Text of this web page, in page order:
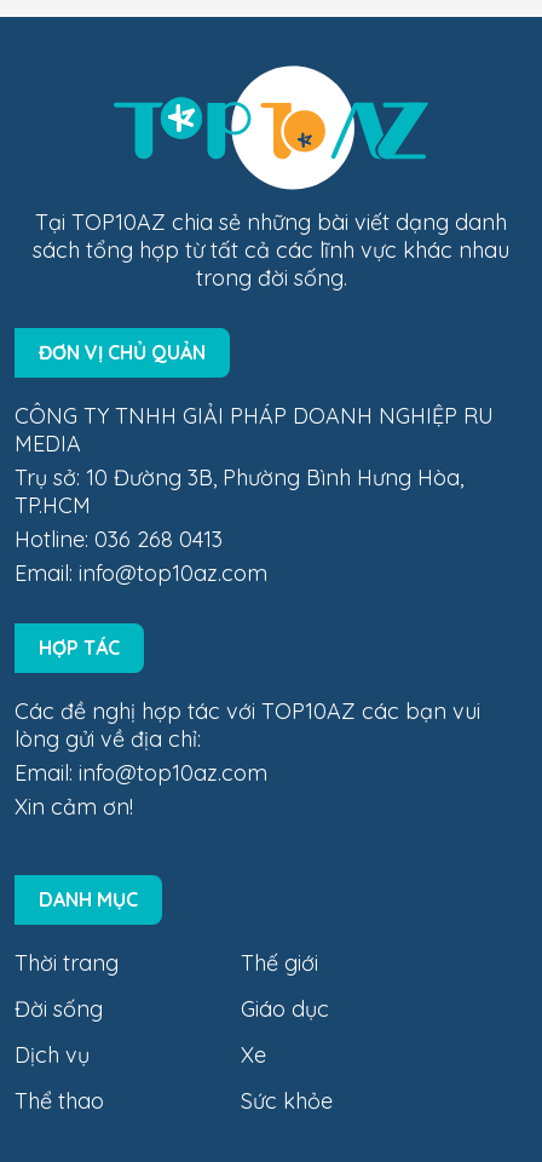
Tại TOP10AZ chia sẻ những bài viết dạng danh
sách tổng hợp từ tất cả các lĩnh vực khác nhau
trong đời sống.
ĐƠN VỊ CHỦ QUẢN
CÔNG TY TNHH GIẢI PHÁP DOANH NGHIỆP RU
MEDIA
Trụ sở: 10 Đường 3B, Phường Bình Hưng Hòa,
TP.HCM
Hotline: 036 268 0413
Email: info@top10az.com
HỢP TÁC
Các đề nghị hợp tác với TOP10AZ các bạn vui
lòng gửi về địa chỉ:
Email: info@top10az.com
Xin cảm ơn!
DANH MỤC
Thời trang
Thế giới
Đời sống
Giáo dục
Dịch vụ
Xe
Thể thao
Sức khỏe